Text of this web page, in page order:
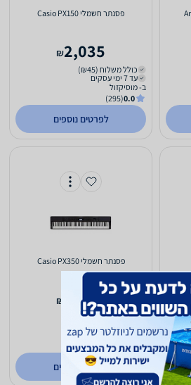
‏פסנתר חשמלי Casio PX150
2,035
₪
כולל משלוח (₪45)
עד 7 ימי עסקים
ב- מוסיקזול
0.0
(295)
לפרטים נוספים
‏פסנתר חשמלי Casio PX350
2,980
₪
משלוח חינם
עד 8 ימי עסקים
ב- מוסיקזול
0.0
(295)
לפרטים נוספים